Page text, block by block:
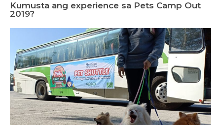
Kumusta ang experience sa Pets Camp Out
2019?